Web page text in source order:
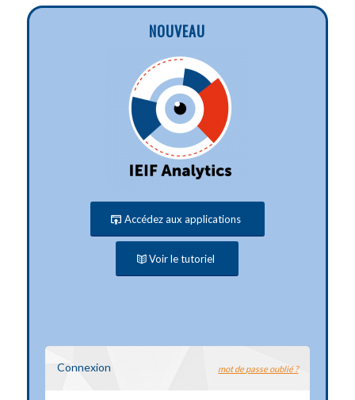
NOUVEAU
Accédez aux applications
Voir le tutoriel
Connexion mot de passe oublié ?